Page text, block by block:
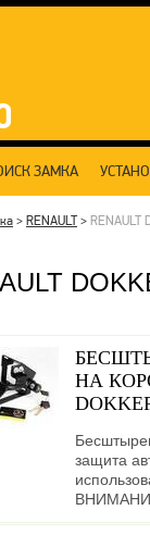
ЗАМКА
> RENAULT > RENAULT
НА
защита